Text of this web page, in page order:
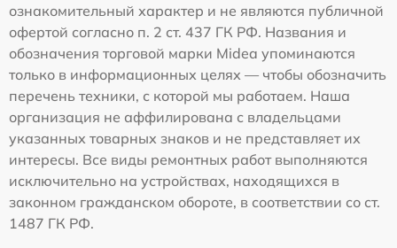
ознакомительный характер и не являются публичной
офертой согласно п. 2 ст. 437 ГК РФ. Названия и
обозначения торговой марки Midea упоминаются
только в информационных целях — чтобы обозначить
перечень техники, с которой мы работаем. Наша
организация не аффилирована с владельцами
указанных товарных знаков и не представляет их
интересы. Все виды ремонтных работ выполняются
исключительно на устройствах, находящихся в
законном гражданском обороте, в соответствии со ст.
1487 ГК РФ.